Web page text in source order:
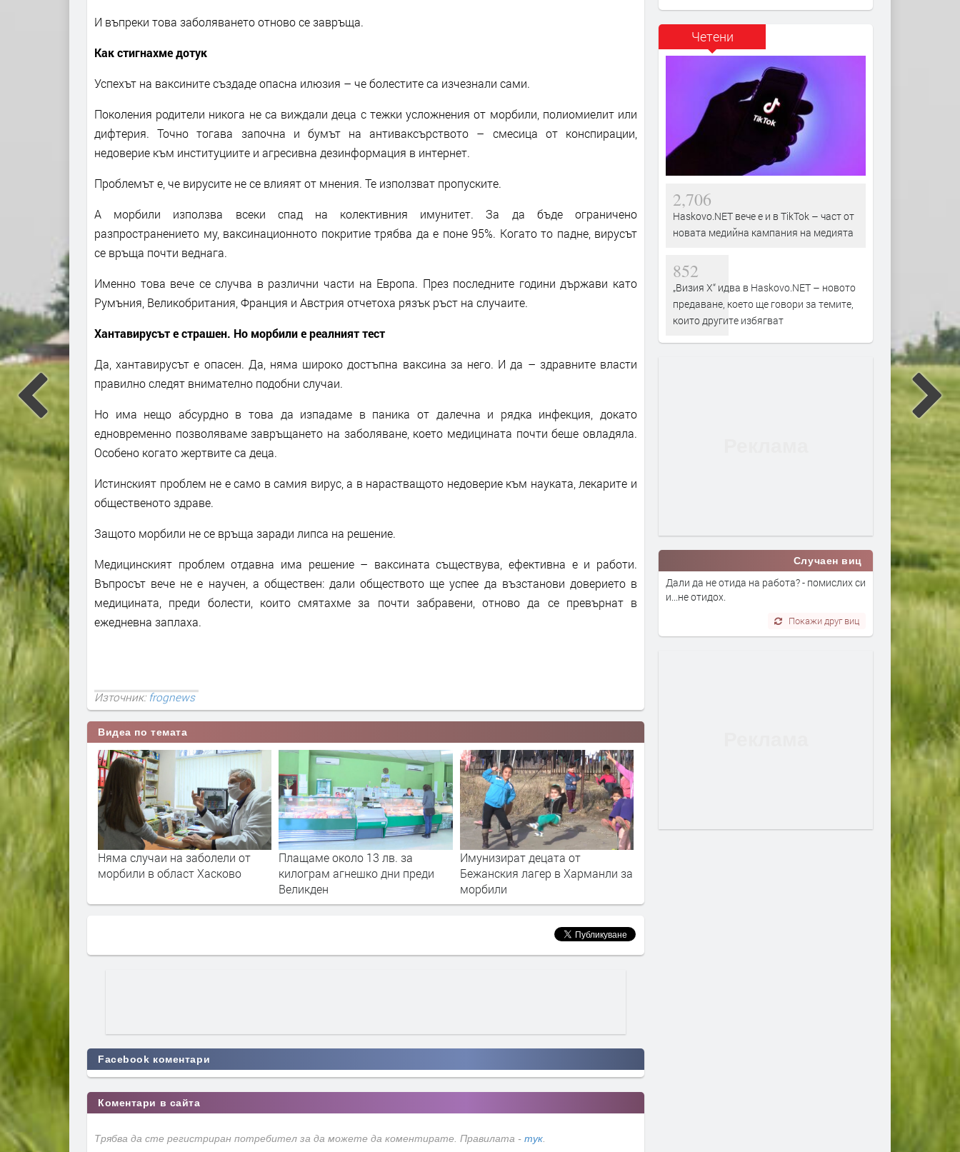
И въпреки това заболяването отново се завръща.
Как стигнахме дотук
Успехът на ваксините създаде опасна илюзия – че болестите са изчезнали сами.
Поколения родители никога не са виждали деца с тежки усложнения от морбили, полиомиелит или
дифтерия. Точно тогава започна и бумът на антиваксърството – смесица от конспирации,
недоверие към институциите и агресивна дезинформация в интернет.
Проблемът е, че вирусите не се влияят от мнения. Те използват пропуските.
А морбили използва всеки спад на колективния имунитет. За да бъде ограничено
разпространението му, ваксинационното покритие трябва да е поне 95%. Когато то падне, вирусът
се връща почти веднага.
Именно това вече се случва в различни части на Европа. През последните години държави като
Румъния, Великобритания, Франция и Австрия отчетоха рязък ръст на случаите.
Хантавирусът е страшен. Но морбили е реалният тест
Да, хантавирусът е опасен. Да, няма широко достъпна ваксина за него. И да – здравните власти
правилно следят внимателно подобни случаи.
Но има нещо абсурдно в това да изпадаме в паника от далечна и рядка инфекция, докато
едновременно позволяваме завръщането на заболяване, което медицината почти беше овладяла.
Особено когато жертвите са деца.
Истинският проблем не е само в самия вирус, а в нарастващото недоверие към науката, лекарите и
общественото здраве.
Защото морбили не се връща заради липса на решение.
Медицинският проблем отдавна има решение – ваксината съществува, ефективна е и работи.
Въпросът вече не е научен, а обществен: дали обществото ще успее да възстанови доверието в
медицината, преди болести, които смятахме за почти забравени, отново да се превърнат в
ежедневна заплаха.
Източник:frognews
Видеа по темата
от
в Харманли за
Няма случаи на заболели от
морбили в област Хасково
Плащаме около 13 лв. за
килограм агнешко дни преди
Великден
Имунизират децата от
Бежанския лагер в Харманли за
морбили
Плащаме около 13 лв. за
килограм агнешко дни
Facebook коментари
Коментари в сайта
Трябва да сте регистриран потребител за да можете да коментирате. Правилата - тук.
Четени
2,706
Haskovo.NET вече е и в TikTok – част от
новата медийна кампания на медията
852
„Визия Х“ идва в Haskovo.NET – новото
предаване, което ще говори за темите,
които другите избягват
Случаен виц
Дали да не отида на работа? - помислих си
и...не отидох.
Покажи друг виц